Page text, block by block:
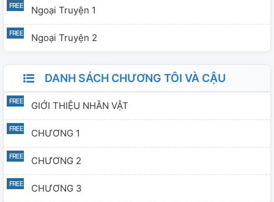
Ngoại Truyện 1
Ngoại Truyện 2
DANH SÁCH CHƯƠNG TÔI VÀ CẬU
GIỚI THIỆU NHÂN VẬT
CHƯƠNG 1
CHƯƠNG 2
CHƯƠNG 3